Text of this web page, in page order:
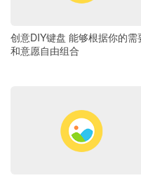
创意DIY键盘 能够根据你的需
和意愿自由组合